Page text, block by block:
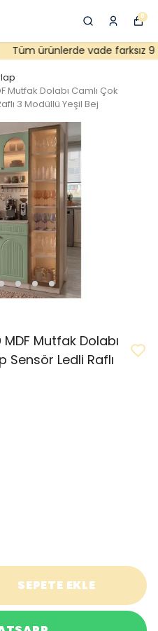
0
Tüm ürünlerde vade farksız 9
Mutfak Dolabı Camlı Çok
3 Modüllü Yeşil Bej
Mutfak Dolabı
Sensör Ledli Raflı
SEPETE EKLE